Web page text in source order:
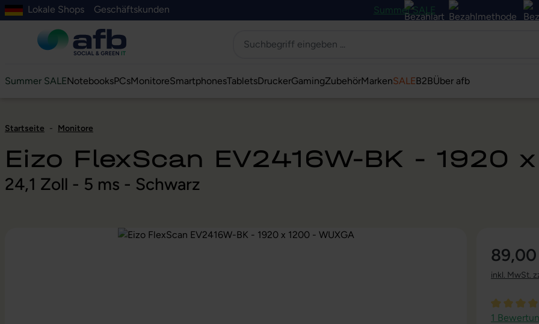
springen
Suche springen
Zur Hauptnavigation springen
Zur Navigation der B2B-Plattform springen
Lokale Shops Geschäftskunden Summer SALE
Summer SALENotebooksPCsMonitoreSmartphonesTabletsDruckerGamingZubehörMarkenSALEB2BÜber afb
Startseite - Monitore
Eizo FlexScan EV2416W-BK - 1920
24,1 Zoll - 5 ms - Schwarz
inkl. MwSt.
1